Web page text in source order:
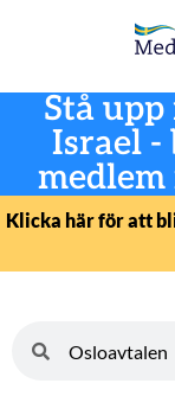
Stå
Israel -
medlem
Klicka här för att